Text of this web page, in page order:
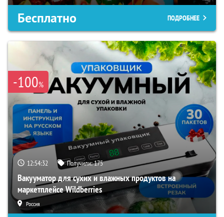
Бесплатно ПОДРОБНЕЕ
-100%
12:54:30 Получили:175
Вакууматор для сухих и влажных продуктов на
маркетплейсе Wildberries
Россия